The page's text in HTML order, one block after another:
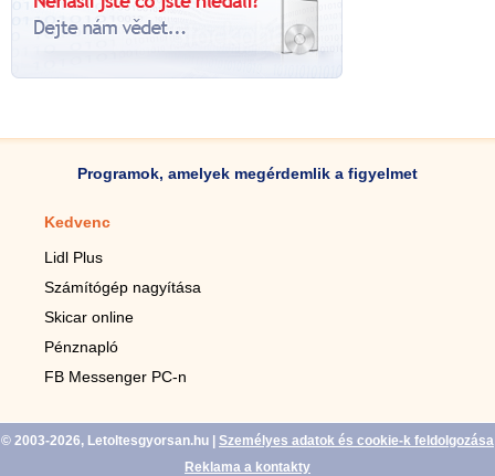
Programok, amelyek megérdemlik a figyelmet
Kedvenc
Lidl Plus
Számítógép nagyítása
Skicar online
Pénznapló
FB Messenger PC-n
© 2003-2026, Letoltesgyorsan.hu
Személyes adatok és cookie-k feldolgozása
Reklama a kontakty